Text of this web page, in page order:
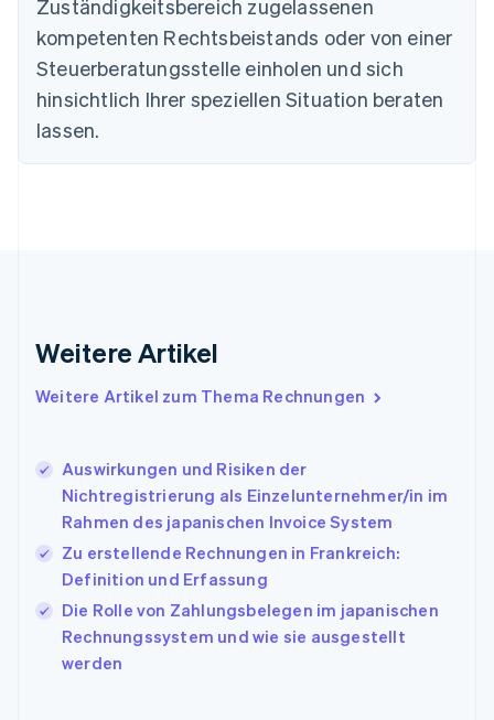
Zuständigkeitsbereich zugelassenen
kompetenten Rechtsbeistands oder von einer
Steuerberatungsstelle einholen und sich
hinsichtlich Ihrer speziellen Situation beraten
lassen.
Weitere Artikel
Weitere Artikel zum Thema Rechnungen
Auswirkungen und Risiken der
Nichtregistrierung als Einzelunternehmer/in im
Rahmen des japanischen Invoice System
Zu erstellende Rechnungen in Frankreich:
Definition und Erfassung
Die Rolle von Zahlungsbelegen im japanischen
Rechnungssystem und wie sie ausgestellt
werden
Deutsch English
Estland
Festlandchina
简体中文English
Finnland
English
Frankreich
Irland
Italien
日本語 English
English Français
Kroatien
EnglishItaliano
Lettland
Liechtenstein
DeutschEnglish
Litauen